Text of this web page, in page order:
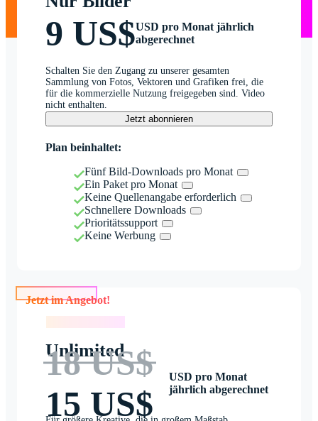
9 US$USD pro Monat jährlich
abgerechnet
Schalten Sie den Zugang zu unserer gesamten
Sammlung von Fotos, Vektoren und Grafiken frei, die
für die kommerzielle Nutzung freigegeben sind. Video
nicht enthalten.
Jetzt abonnieren
Plan beinhaltet:
Fünf Bild-Downloads pro Monat
Ein Paket pro Monat
Keine Quellenangabe erforderlich
Schnellere Downloads
Prioritätssupport
Keine Werbung
Jetzt im Angebot!
Unlimited
18 US$
15 US$
USD pro Monat
jährlich abgerechnet